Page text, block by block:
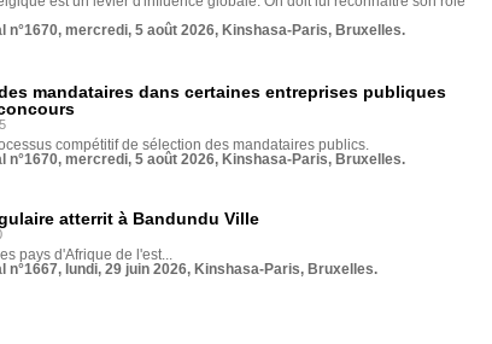
n°1670, mercredi, 5 août 2026, Kinshasa-Paris, Bruxelles.
mandataires dans certaines entreprises publiques
compétitif de sélection des mandataires publics.
n°1670, mercredi, 5 août 2026, Kinshasa-Paris, Bruxelles.
atterrit à Bandundu Ville
pays d'Afrique de l'est...
n°1667, lundi, 29 juin 2026, Kinshasa-Paris, Bruxelles.